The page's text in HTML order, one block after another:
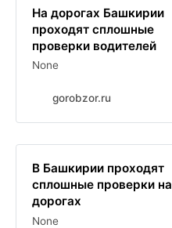
На дорогах Башкирии
проходят сплошные
проверки водителей
None
gorobzor.ru
В Башкирии проходят
сплошные проверки на
дорогах
None